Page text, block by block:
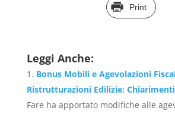
Print
Leggi Anche:
Bonus Mobili e Agevolazioni
Ristrutturazioni Edilizie: Chiarimenti
Fare ha apportato modifiche alle